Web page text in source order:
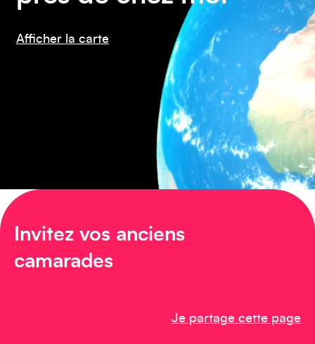
Afficher la carte
Invitez vos anciens
camarades
Je partage cette page
Amérique du Sud
Caraïbes